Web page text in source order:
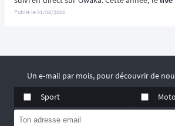
spécifiquement pour la distance reine de
Publié le01/08/2026
Un e-mail par mois, pour découvrir de
Sport